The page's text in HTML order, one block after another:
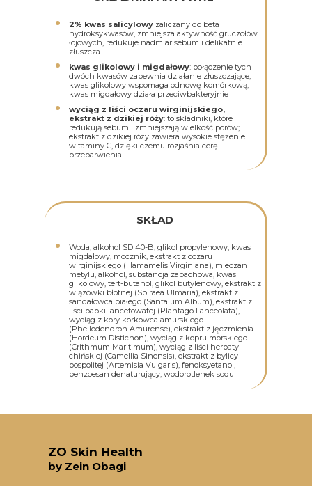
SKŁAD
Woda, alkohol SD 40-B, glikol propylenowy, kwas
migdałowy, mocznik, ekstrakt z oczaru
wirginijskiego (Hamamelis Virginiana), mleczan
metylu, alkohol, substancja zapachowa, kwas
glikolowy, tert-butanol, glikol butylenowy, ekstrakt z
wiązówki błotnej (Spiraea Ulmaria), ekstrakt z
sandałowca białego (Santalum Album), ekstrakt z
liści babki lancetowatej (Plantago Lanceolata),
wyciąg z kory korkowca amurskiego
(Phellodendron Amurense), ekstrakt z jęczmienia
(Hordeum Distichon), wyciąg z kopru morskiego
(Crithmum Maritimum), wyciąg z liści herbaty
chińskiej (Camellia Sinensis), ekstrakt z bylicy
pospolitej (Artemisia Vulgaris), fenoksyetanol,
benzoesan denaturujący, wodorotlenek sodu
2% kwas salicylowy zaliczany do beta
hydroksykwasów, zmniejsza aktywność gruczołów
łojowych, redukuje nadmiar sebum i delikatnie
złuszcza
kwas glikolowy i migdałowy: połączenie tych
dwóch kwasów zapewnia działanie złuszczające,
kwas glikolowy wspomaga odnowę komórkową,
kwas migdałowy działa przeciwbakteryjnie
wyciąg z liści oczaru wirginijskiego,
ekstrakt z dzikiej róży: to składniki, które
redukują sebum i zmniejszają wielkość porów;
ekstrakt z dzikiej róży zawiera wysokie stężenie
witaminy C, dzięki czemu rozjaśnia cerę i
przebarwienia
ZO Skin Health
by Zein Obagi